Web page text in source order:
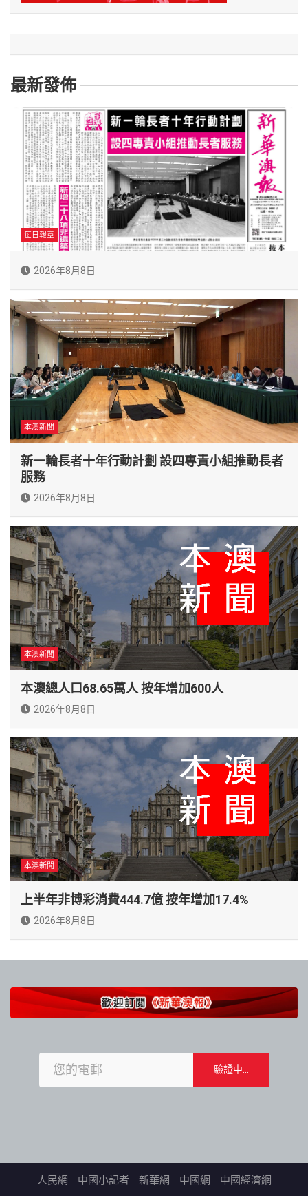
最新發佈
每日報章
2026年8月8日
本澳新聞
新一輪長者十年行動計劃 設四專責小組推動長者
服務
2026年8月8日
本澳新聞
本澳總人口68.65萬人 按年增加600人
2026年8月8日
本澳新聞
上半年非博彩消費444.7億 按年增加17.4%
2026年8月8日
人民網 中國小記者 新華網 中國網 中國經濟網